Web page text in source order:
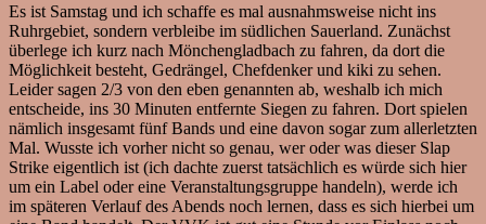
Es ist Samstag und ich schaffe es mal ausnahmsweise nicht ins
Ruhrgebiet, sondern verbleibe im südlichen Sauerland. Zunächst
überlege ich kurz nach Mönchengladbach zu fahren, da dort die
Möglichkeit besteht, Gedrängel, Chefdenker und kiki zu sehen.
Leider sagen 2/3 von den eben genannten ab, weshalb ich mich
entscheide, ins 30 Minuten entfernte Siegen zu fahren. Dort spielen
nämlich insgesamt fünf Bands und eine davon sogar zum allerletzten
Mal. Wusste ich vorher nicht so genau, wer oder was dieser Slap
Strike eigentlich ist (ich dachte zuerst tatsächlich es würde sich hier
um ein Label oder eine Veranstaltungsgruppe handeln), werde ich
im späteren Verlauf des Abends noch lernen, dass es sich hierbei um